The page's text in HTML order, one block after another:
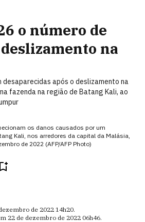
o número de
na
desaparecidas após o deslizamento na
fazenda na região de Batang Kali, ao
os danos causados por um
Kali, nos arredores da capital da Malásia,
de 2022 (AFP/AFP Photo)
de 2022 14h20.
22 de dezembro de 2022 06h46.